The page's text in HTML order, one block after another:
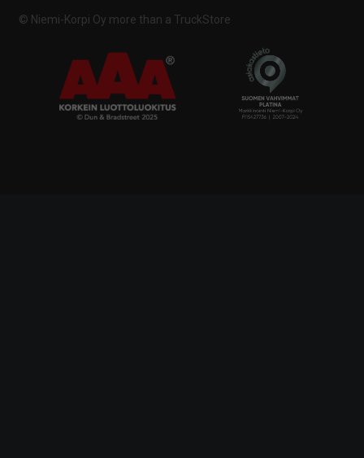
© Niemi-Korpi Oy more than a TruckStore